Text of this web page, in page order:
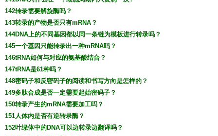
142转录需要解旋酶吗？
143转录的产物是否只有mRNA？
144DNA上的不同基因都以同一条链为模板进行转录吗？
145一个基因只能转录出一种mRNA吗？
146tRNA如何与对应的氨基酸结合？
147tRNA是61种吗？
148密码子和反密码子的阅读和书写方向是怎样的？
149多肽合成是否一定需要起始密码子？
150转录产生的mRNA需要加工吗？
151人体内是否有逆转录酶？
152叶绿体中的DNA可以边转录边翻译吗？